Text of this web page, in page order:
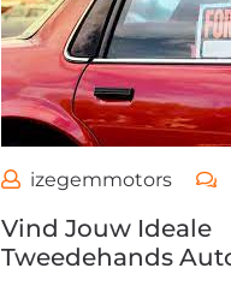
izegemmotors
Vind Jouw Ideale
Tweedehands